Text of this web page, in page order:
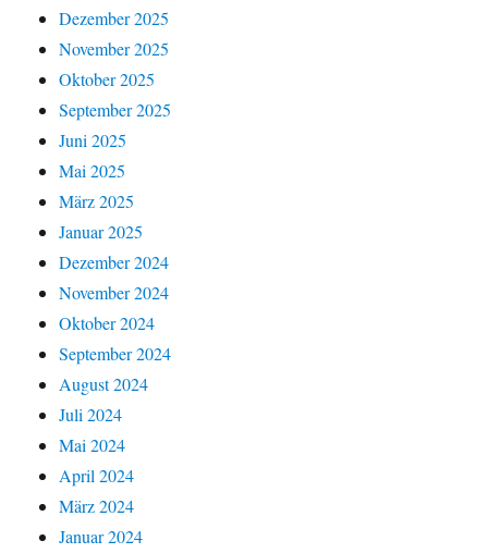
Dezember 2025
November 2025
Oktober 2025
September 2025
Juni 2025
Mai 2025
März 2025
Januar 2025
Dezember 2024
November 2024
Oktober 2024
September 2024
August 2024
Juli 2024
Mai 2024
April 2024
März 2024
Januar 2024